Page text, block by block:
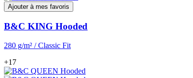
Ajouter à mes favoris
B&C KING Hooded
280 g/m² / Classic Fit
+17